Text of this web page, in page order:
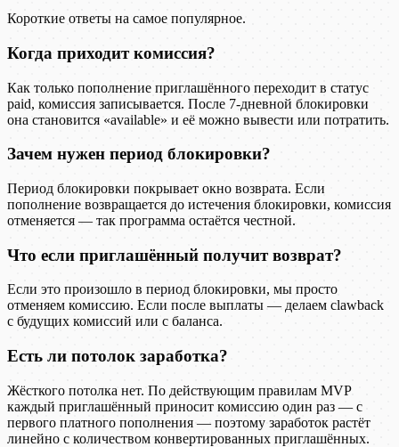
Короткие ответы на самое популярное.
Когда приходит комиссия?
Как только пополнение приглашённого переходит в статус
paid, комиссия записывается. После 7-дневной блокировки
она становится «available» и её можно вывести или потратить.
Зачем нужен период блокировки?
Период блокировки покрывает окно возврата. Если
пополнение возвращается до истечения блокировки, комиссия
отменяется — так программа остаётся честной.
Что если приглашённый получит возврат?
Если это произошло в период блокировки, мы просто
отменяем комиссию. Если после выплаты — делаем clawback
с будущих комиссий или с баланса.
Есть ли потолок заработка?
Жёсткого потолка нет. По действующим правилам MVP
каждый приглашённый приносит комиссию один раз — с
первого платного пополнения — поэтому заработок растёт
линейно с количеством конвертированных приглашённых.